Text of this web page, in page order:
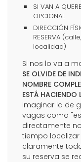
SI VAN A
OPCIONAL
DIRECCIÓN
RESERVA
localidad)
Si nos lo va a
SE OLVIDE DE
NOMBRE
ESTÁ HACIENDO
imaginar la de
vagas como
directamente
tiempo localizar
claramente
su reserva se